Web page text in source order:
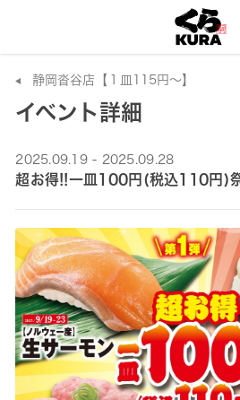
静岡沓谷店【１皿115円～】
イベント詳細
2025.09.19 - 2025.09.28
超お得!!一皿100円(税込110円)